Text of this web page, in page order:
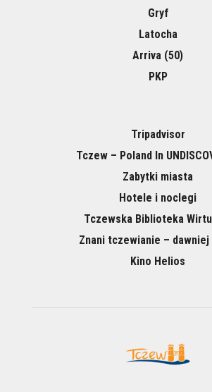
Gryf
Latocha
Arriva (50)
PKP
Tripadvisor
Tczew – Poland In
Zabytki miasta
Hotele i noclegi
Tczewska Biblioteka
Znani tczewianie – dawniej
Kino Helios